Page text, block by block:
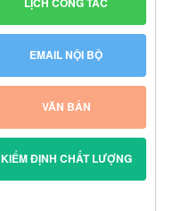
EMAIL NỘI BỘ
VĂN BẢN
KIỂM ĐỊNH CHẤT LƯỢNG